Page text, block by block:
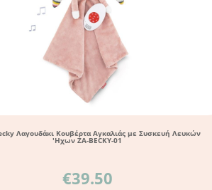
Λαγουδάκι Κουβέρτα Αγκαλιάς με Συσκευή Λευκών
'Ηχων ZA-BECKY-01
€39.50